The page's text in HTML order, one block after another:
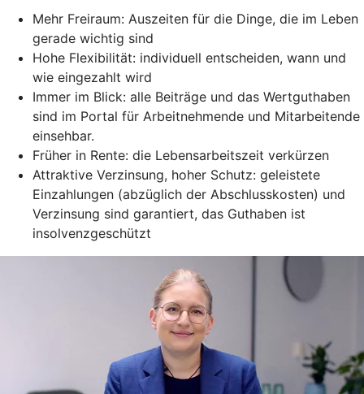
Mehr Freiraum: Auszeiten für die Dinge, die im Leben
gerade wichtig sind
Hohe Flexibilität: individuell entscheiden, wann und
wie eingezahlt wird
Immer im Blick: alle Beiträge und das Wertguthaben
sind im Portal für Arbeitnehmende und Mitarbeitende
einsehbar.
Früher in Rente: die Lebensarbeitszeit verkürzen
Attraktive Verzinsung, hoher Schutz: geleistete
Einzahlungen (abzüglich der Abschlusskosten) und
Verzinsung sind garantiert, das Guthaben ist
insolvenzgeschützt